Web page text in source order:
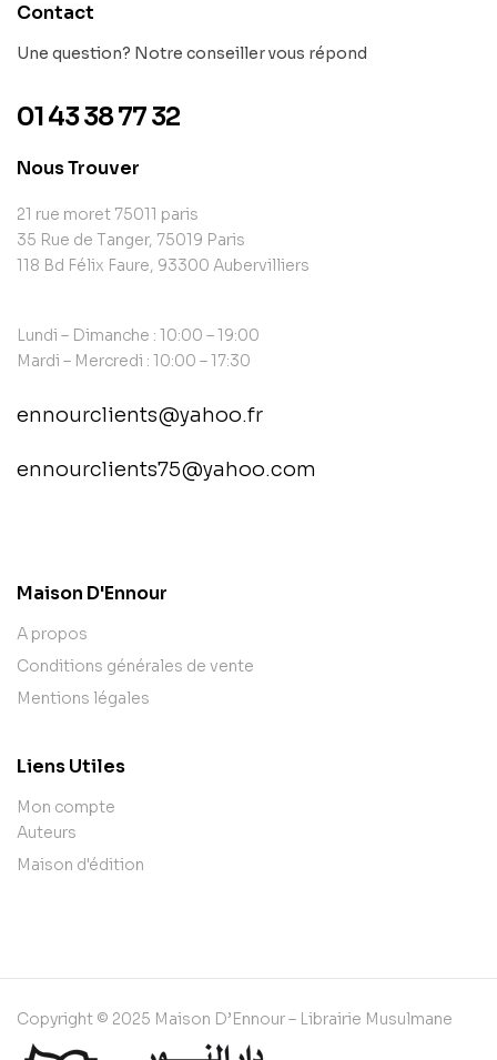
Contact
Une question? Notre conseiller vous répond
01 43 38 77 32
Nous Trouver
21 rue moret 75011 paris
35 Rue de Tanger, 75019 Paris
118 Bd Félix Faure, 93300 Aubervilliers
Lundi – Dimanche : 10:00 – 19:00
Mardi – Mercredi : 10:00 – 17:30
ennourclients@yahoo.fr
ennourclients75@yahoo.com
Maison D'Ennour
A propos
Conditions générales de vente
Mentions légales
Liens Utiles
Mon compte
Auteurs
Maison d'édition
Copyright © 2025 Maison D’Ennour – Librairie Musulmane